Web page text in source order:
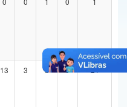
13 3 8 0 21